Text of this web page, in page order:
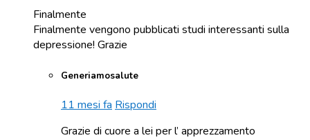
Finalmente
Finalmente vengono pubblicati studi interessanti sulla
depressione! Grazie
Generiamosalute
11 mesi faRispondi
Grazie di cuore a lei per l’ apprezzamento